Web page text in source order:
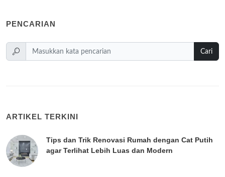
PENCARIAN
Cari
ARTIKEL TERKINI
Tips dan Trik Renovasi Rumah dengan Cat Putih
agar Terlihat Lebih Luas dan Modern